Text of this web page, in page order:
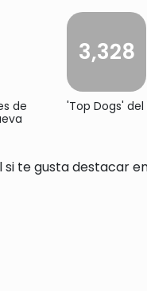
de
3,328
'Top Dogs' del
si te gusta destacar